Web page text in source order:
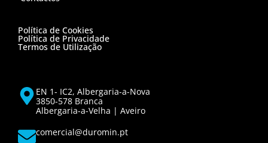
Política de Cookies
Política de Privacidade
Termos de Utilização
EN 1- IC2, Albergaria-a-Nova
3850-578 Branca
Albergaria-a-Velha | Aveiro
comercial@duromin.pt